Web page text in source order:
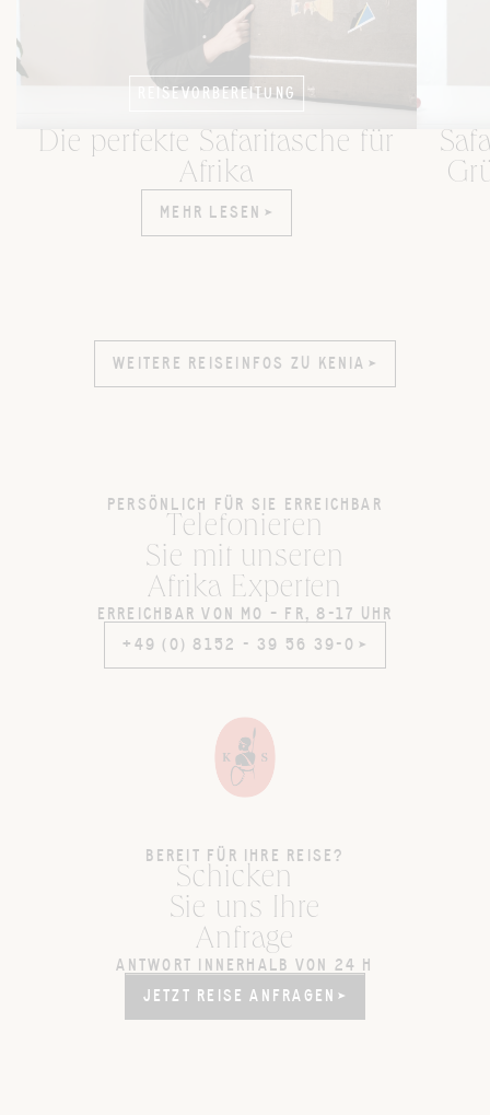
REISEVORBEREITUNG
Die perfekte Safaritasche für
Afrika
MEHR LESEN
MEHR LESEN
WEITERE REISEINFOS ZU KENIA
WEITERE REISEINFOS ZU KENIA
PERSÖNLICH FÜR SIE ERREICHBAR
Telefonieren
Sie mit unseren
Afrika Experten
ERREICHBAR VON MO – FR, 8-17 UHR
+49 (0) 8152 - 39 56 39-0
+49 (0) 8152 - 39 56 39-0
BEREIT FÜR IHRE REISE?
Schicken
Sie uns Ihre
Anfrage
ANTWORT INNERHALB VON 24 H
JETZT REISE ANFRAGEN
JETZT REISE ANFRAGEN